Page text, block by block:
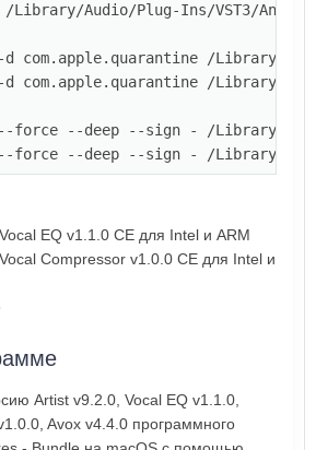
/Library/Audio/Plug-Ins/VST3/
com.apple.quarantine /Library/
com.apple.quarantine /Library/
--force --deep --sign - /Library/
--force --deep --sign - /Library/
EQ v1.1.0 CE для Intel и ARM
Compressor v1.0.0 CE для Intel и
Artist v9.2.0, Vocal EQ v1.1.0,
Avox v4.4.0 программного